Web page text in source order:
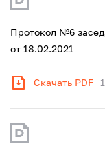
Протокол №6
от 18.02.2021
Скачать PDF